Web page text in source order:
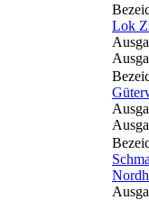
Lok